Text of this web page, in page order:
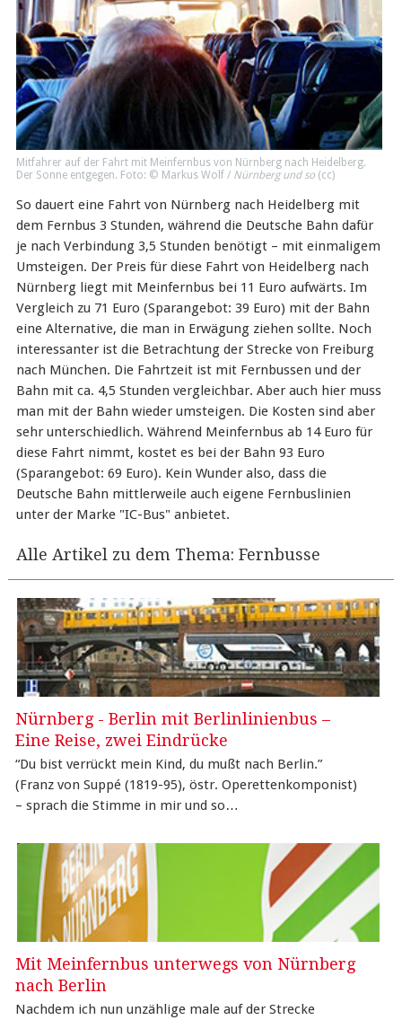
Mitfahrer auf der Fahrt mit Meinfernbus von Nürnberg nach Heidelberg.
Der Sonne entgegen. Foto: © Markus Wolf / Nürnberg und so(cc)
So dauert eine Fahrt von Nürnberg nach Heidelberg mit
dem Fernbus 3 Stunden, während die Deutsche Bahn dafür
je nach Verbindung 3,5 Stunden benötigt – mit einmaligem
Umsteigen. Der Preis für diese Fahrt von Heidelberg nach
Nürnberg liegt mit Meinfernbus bei 11 Euro aufwärts. Im
Vergleich zu 71 Euro (Sparangebot: 39 Euro) mit der Bahn
eine Alternative, die man in Erwägung ziehen sollte. Noch
interessanter ist die Betrachtung der Strecke von Freiburg
nach München. Die Fahrtzeit ist mit Fernbussen und der
Bahn mit ca. 4,5 Stunden vergleichbar. Aber auch hier muss
man mit der Bahn wieder umsteigen. Die Kosten sind aber
sehr unterschiedlich. Während Meinfernbus ab 14 Euro für
diese Fahrt nimmt, kostet es bei der Bahn 93 Euro
(Sparangebot: 69 Euro). Kein Wunder also, dass die
Deutsche Bahn mittlerweile auch eigene Fernbuslinien
unter der Marke "IC-Bus" anbietet.
Alle Artikel zu dem Thema: Fernbusse
Nürnberg - Berlin mit Berlinlinienbus –
Eine Reise, zwei Eindrücke
“Du bist verrückt mein Kind, du mußt nach Berlin.”
(Franz von Suppé (1819-95), östr. Operettenkomponist)
– sprach die Stimme in mir und so…
Mit Meinfernbus unterwegs von Nürnberg
nach Berlin
Nachdem ich nun unzählige male auf der Strecke